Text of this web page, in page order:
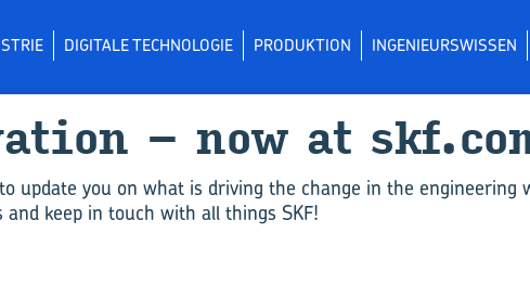
DIGITALE TECHNOLOGIE PRODUKTION INGENIEURSWISSEN
– now at
update you on what is driving the change in the engineering
keep in touch with all things SKF!